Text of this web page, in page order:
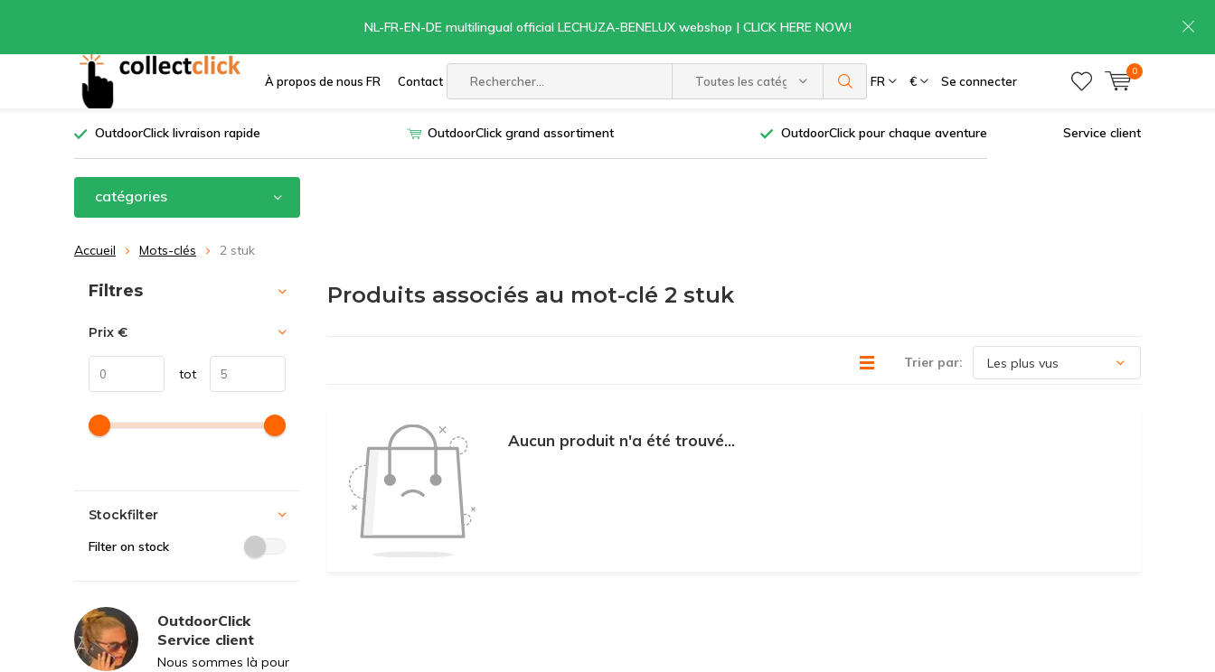
À propos de nous FR Contact Toutes les catégories FR € Se connecter
0
NL-FR-EN-DE multilingual official LECHUZA-BENELUX webshop | CLICK HERE NOW!
OutdoorClick livraison rapide OutdoorClick grand assortiment OutdoorClick pour chaque aventure Service client
catégories
Accueil Mots-clés 2 stuk
Produits associés au mot-clé 2 stuk
Trier par:
Aucun produit n'a été trouvé...
Trier par:
Filtres
Prix €
tot
Stockfilter
Filter on stock
OutdoorClick
Service client
Nous sommes là pour